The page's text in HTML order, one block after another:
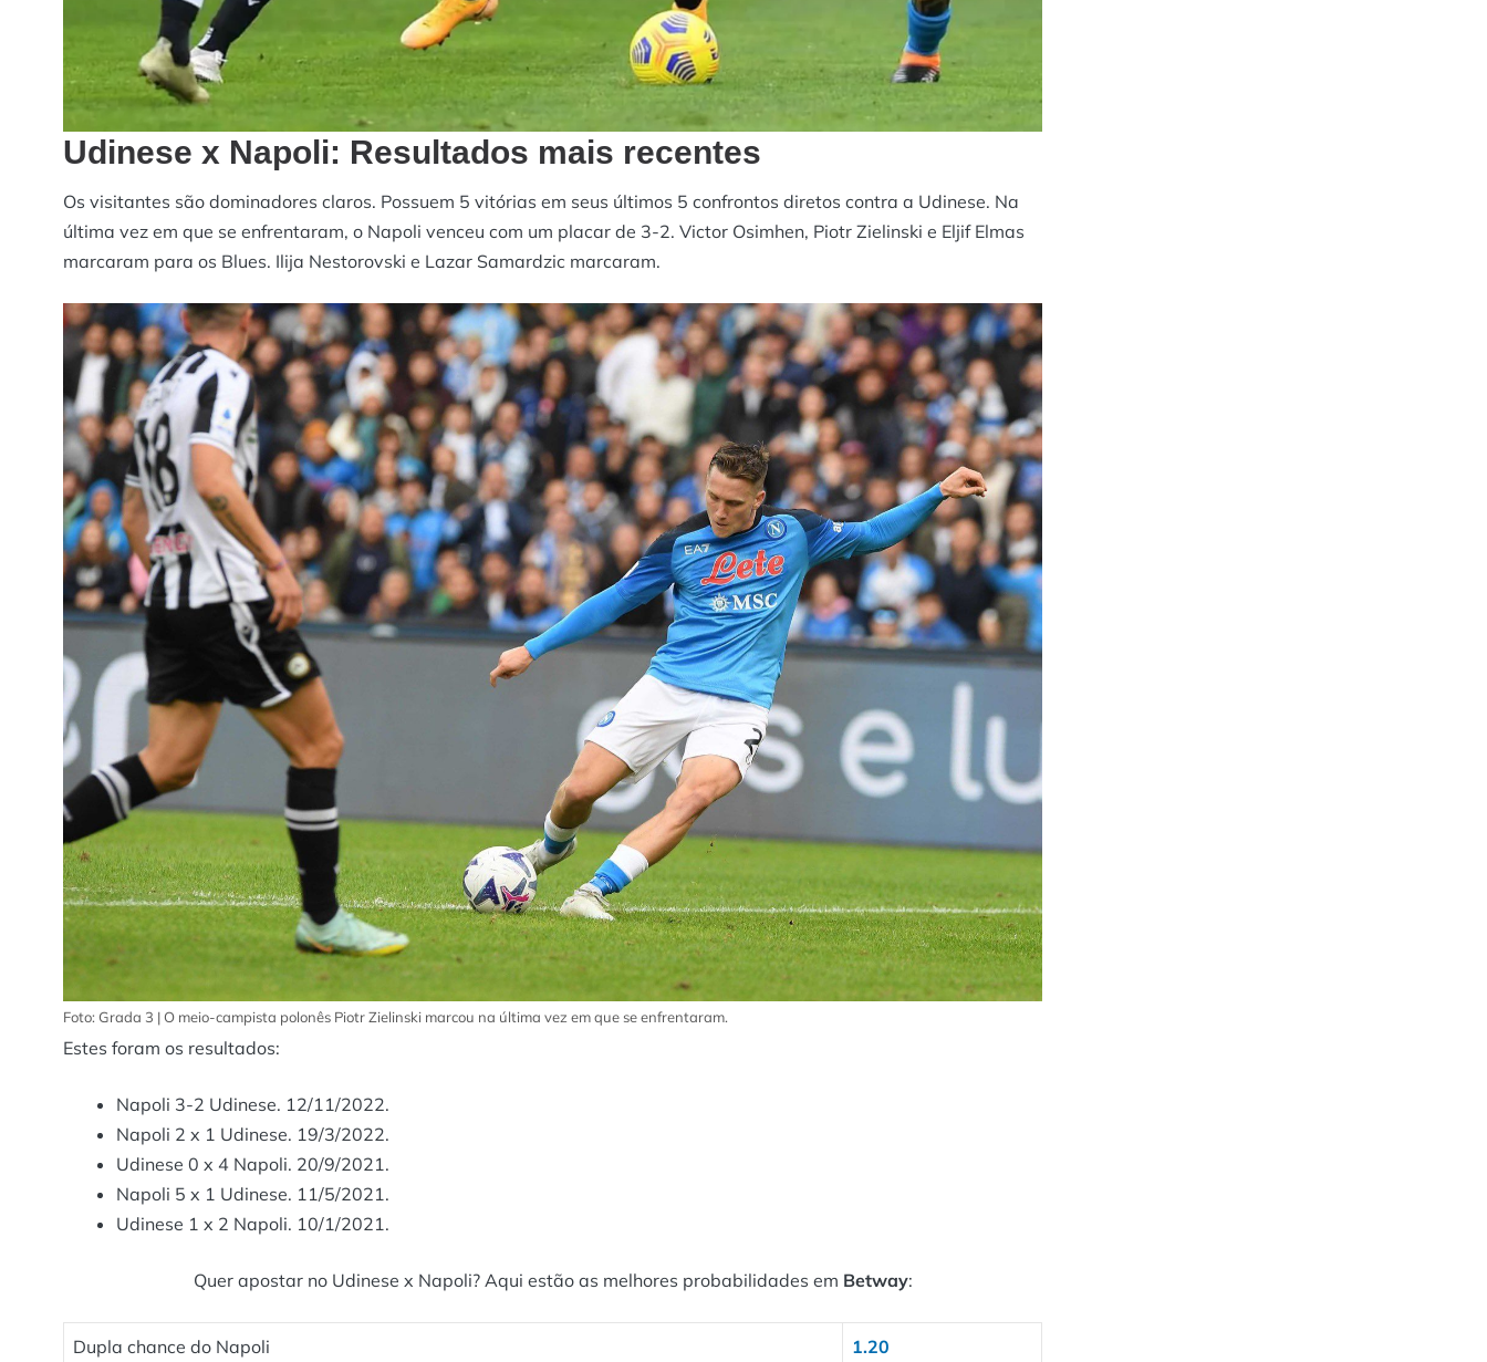
Udinese x Napoli: Resultados mais recentes
Os visitantes são dominadores claros. Possuem 5 vitórias em seus últimos 5 confrontos diretos contra a Udinese. Na
última vez em que se enfrentaram, o Napoli venceu com um placar de 3-2. Victor Osimhen, Piotr Zielinski e Eljif Elmas
marcaram para os Blues. Ilija Nestorovski e Lazar Samardzic marcaram.
Foto: Grada 3 | O meio-campista polonês Piotr Zielinski marcou na última vez em que se enfrentaram.
Estes foram os resultados:
Napoli 3-2 Udinese. 12/11/2022.
Napoli 2 x 1 Udinese. 19/3/2022.
Udinese 0 x 4 Napoli. 20/9/2021.
Napoli 5 x 1 Udinese. 11/5/2021.
Udinese 1 x 2 Napoli. 10/1/2021.
Quer apostar no Udinese x Napoli? Aqui estão as melhores probabilidades em Betway:
Dupla chance do Napoli 1.20